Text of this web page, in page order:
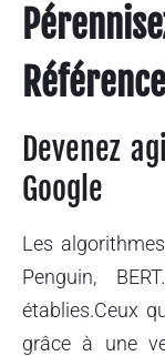
Devenez
Google
Les
Penguin,
établies.Ceux
grâce à une